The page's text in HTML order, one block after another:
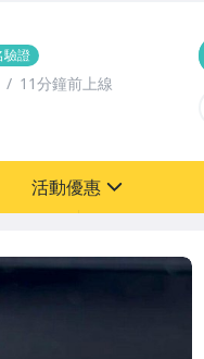
驗證
11分鐘前上線
活動優惠